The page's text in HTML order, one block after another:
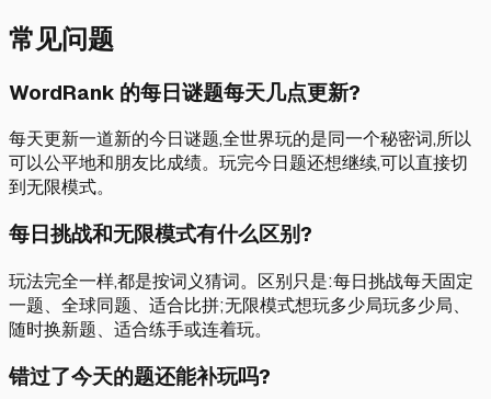
常见问题
WordRank 的每日谜题每天几点更新?
每天更新一道新的今日谜题,全世界玩的是同一个秘密词,所以
可以公平地和朋友比成绩。玩完今日题还想继续,可以直接切
到无限模式。
每日挑战和无限模式有什么区别?
玩法完全一样,都是按词义猜词。区别只是:每日挑战每天固定
一题、全球同题、适合比拼;无限模式想玩多少局玩多少局、
随时换新题、适合练手或连着玩。
错过了今天的题还能补玩吗?